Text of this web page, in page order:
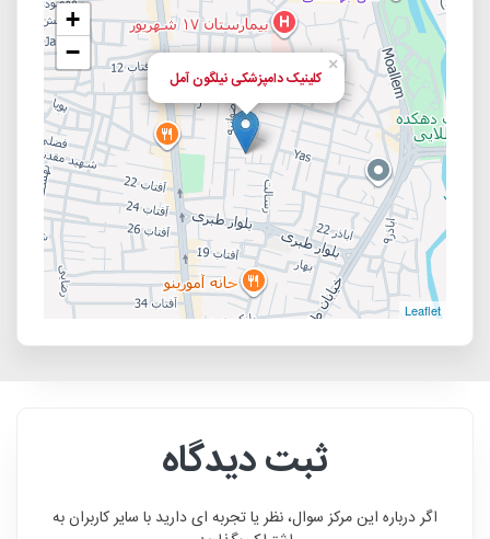
کلینیک دامپزشکی نیلگون آمل
×
+
−
Leaflet
ثبت دیدگاه
اگر درباره این مرکز سوال، نظر یا تجربه ای دارید با سایر کاربران به